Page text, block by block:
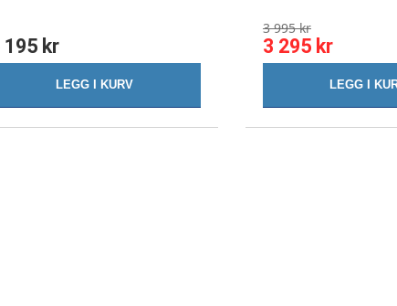
195 kr
LEGG I KURV
3 995 kr
3 295 kr
LEGG I